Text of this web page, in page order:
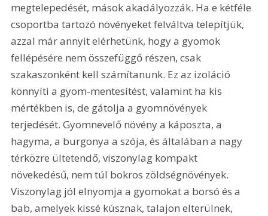
megtelepedését, mások akadályozzák. Ha e kétféle
csoportba tartozó növényeket felváltva telepítjük,
azzal már annyit elérhetünk, hogy a gyomok
fellépésére nem összefüggő részen, csak
szakaszonként kell számítanunk. Ez az izoláció
könnyíti a gyom-mentesítést, valamint ha kis
mértékben is, de gátolja a gyomnövények
terjedését. Gyomnevelő növény a káposzta, a
hagyma, a burgonya a szója, és általában a nagy
térközre ültetendő, viszonylag kompakt
növekedésű, nem túl bokros zöldségnövények.
Viszonylag jól elnyomja a gyomokat a borsó és a
bab, amelyek kissé kúsznak, talajon elterülnek,